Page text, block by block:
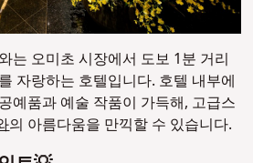
는 오미초 시장에서 도보 1분 거리
자랑하는 호텔입니다. 호텔 내부에
공예품과 예술 작품이 가득해, 고급스
의 아름다움을 만끽할 수 있습니다.